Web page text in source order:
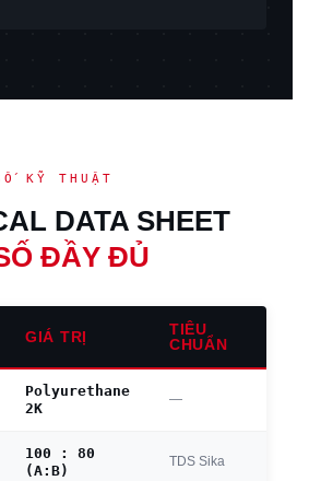
KỸ THUẬT
DATA SHEET
ĐẦY ĐỦ
GIÁ TRỊ
TIÊU
CHUẨN
Polyurethane
2K
—
100 : 80
(A:B)
TDS Sika